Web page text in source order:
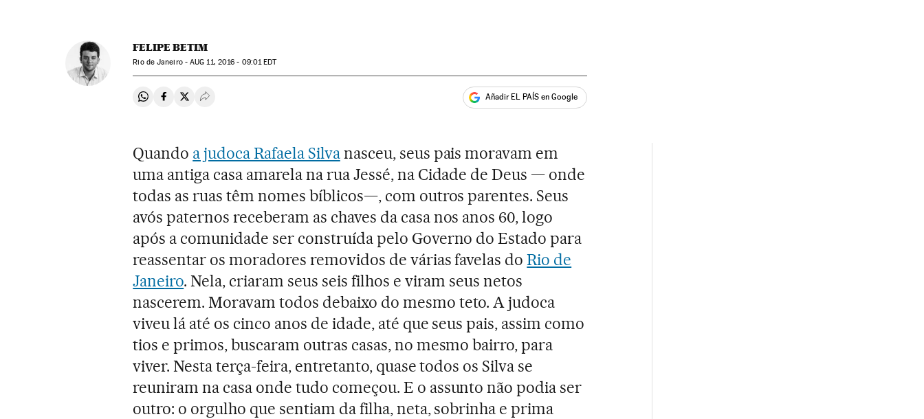
FELIPE BETIM
Rio de Janeiro -AUG 11, 2016 - 09:01EDT
Compartir en Whatsapp
Compartir en Facebook
Compartir en Twitter
Desplegar Redes Sociales Añadir EL PAÍS en Google
Quando a judoca Rafaela Silvanasceu, seus pais moravam em
uma antiga casa amarela na rua Jessé, na Cidade de Deus — onde
todas as ruas têm nomes bíblicos—, com outros parentes. Seus
avós paternos receberam as chaves da casa nos anos 60, logo
após a comunidade ser construída pelo Governo do Estado para
reassentar os moradores removidos de várias favelas doRio de
Janeiro. Nela, criaram seus seis filhos e viram seus netos
nascerem. Moravam todos debaixo do mesmo teto. A judoca
viveu lá até os cinco anos de idade, até que seus pais, assim como
tios e primos, buscaram outras casas, no mesmo bairro, para
viver. Nesta terça-feira, entretanto, quase todos os Silva se
reuniram na casa onde tudo começou. E o assunto não podia ser
outro: o orgulho que sentiam da filha, neta, sobrinha e prima